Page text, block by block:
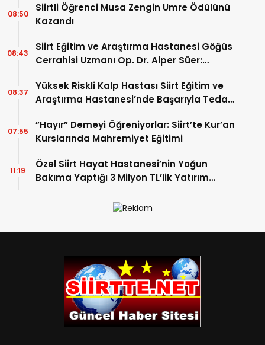
Siirtli Öğrenci Musa Zengin Umre Ödülünü
Kazandı
08:50
Siirt Eğitim ve Araştırma Hastanesi Göğüs
Cerrahisi Uzmanı Op. Dr. Alper Süer:
Anlamına Gelmez”
08:43
Yüksek Riskli Kalp Hastası Siirt Eğitim ve
Araştırma Hastanesi’nde Başarıyla Tedavi
08:37
”Hayır” Demeyi Öğreniyorlar: Siirt’te Kur’an
Kurslarında Mahremiyet Eğitimi
07:55
Özel Siirt Hayat Hastanesi’nin Yoğun
Bakıma Yaptığı 3 Milyon TL’lik Yatırım
11:19